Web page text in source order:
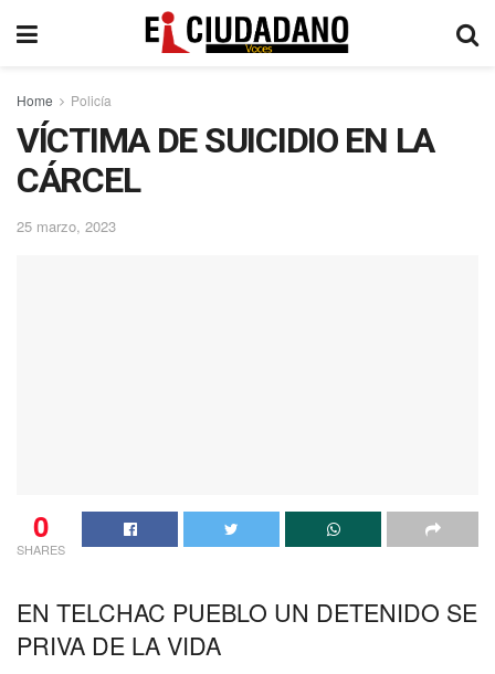
Home Policía
VÍCTIMA DE SUICIDIO EN LA
CÁRCEL
25 marzo, 2023
0
SHARES
EN TELCHAC PUEBLO UN DETENIDO SE
PRIVA DE LA VIDA